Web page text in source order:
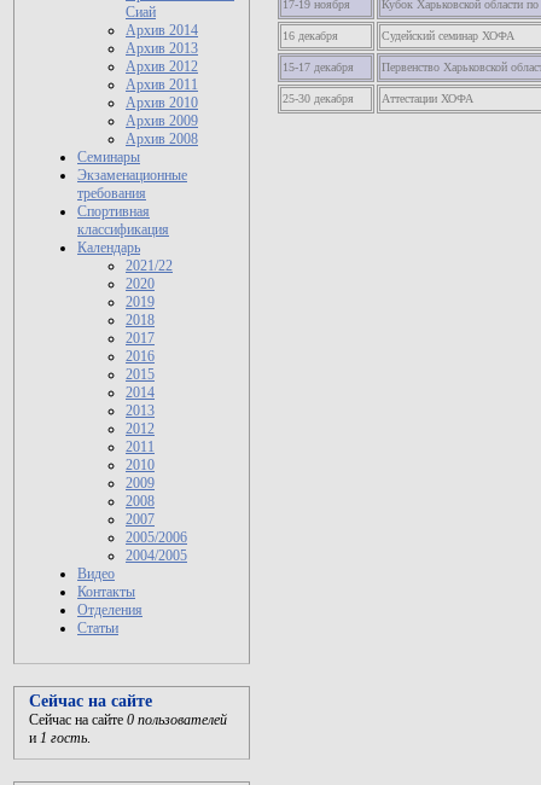
Сиай
Архив 2014
Архив 2013
Архив 2012
Архив 2011
Архив 2010
Архив 2009
Архив 2008
Семинары
Экзаменационные
требования
Спортивная
классификация
Календарь
2021/22
2020
2019
2018
2017
2016
2015
2014
2013
2012
2011
2010
2009
2008
2007
2005/2006
2004/2005
Видео
Контакты
Отделения
Статьи
Сейчас на сайте
Сейчас на сайте 0 пользователей
и 1 гость
17-19 ноября Кубок Харьковской области по
16 декабря Судейский семинар ХОФА
15-17 декабря Первенство Харьковской
25-30 декабря Аттестации ХОФА